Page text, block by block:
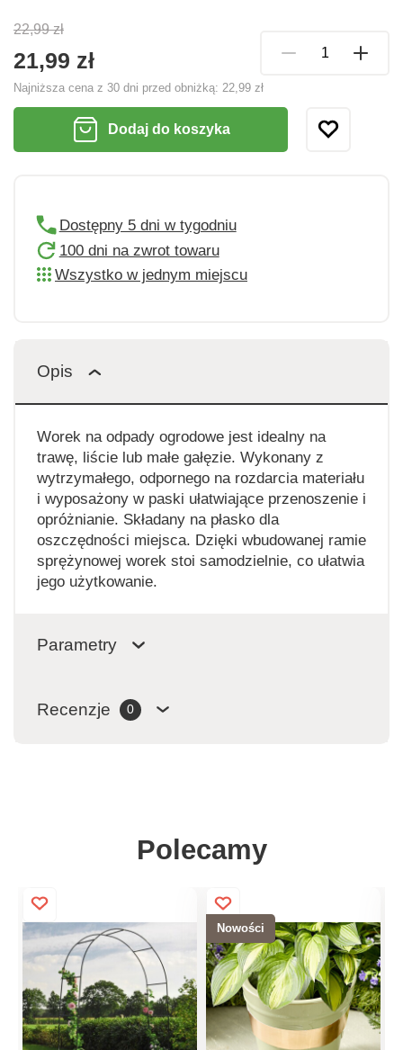
22,99 zł
21,99 zł
Najniższa cena z 30 dni przed obniżką: 22,99 zł
Dodaj do koszyka
Dostępny 5 dni w tygodniu
100 dni na zwrot towaru
Wszystko w jednym miejscu
Opis
Worek na odpady ogrodowe jest idealny na
trawę, liście lub małe gałęzie. Wykonany z
wytrzymałego, odpornego na rozdarcia materiału
i wyposażony w paski ułatwiające przenoszenie i
opróżnianie. Składany na płasko dla
oszczędności miejsca. Dzięki wbudowanej ramie
sprężynowej worek stoi samodzielnie, co ułatwia
jego użytkowanie.
Parametry
Recenzje 0
Polecamy
Nowości